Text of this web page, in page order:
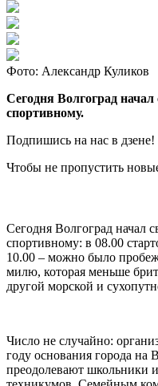
Фото: Александр Куликов
Сегодня Волгоград
спортивному.
Подпишись на нас в дзене!
Чтобы не пропустить
Сегодня Волгоград начал
спортивному: в 08.00
10.00 – можно было
милю, которая меньше
другой морской и
Число не случайно:
году основания города на
преодолевают школьники